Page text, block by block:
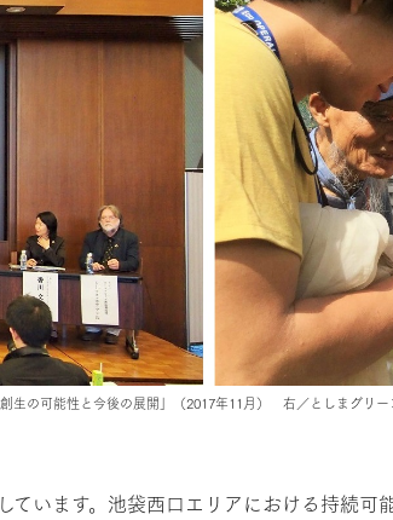
生の可能性と今後の展開」（2017年11月） 右／としまグリー
います。池袋西口エリアにおける持続